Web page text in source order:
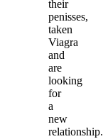
their
penisses,
taken
Viagra
and
are
looking
for
a
new
relationship.